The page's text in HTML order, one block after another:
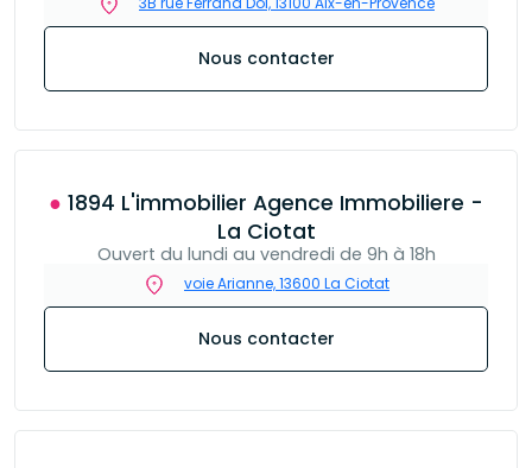
Nous contacter
● 1894 L'immobilier Agence Immobiliere -
La Ciotat
Ouvert du lundi au vendredi de 9h à 18h
voie Arianne, 13600 La Ciotat
Nous contacter